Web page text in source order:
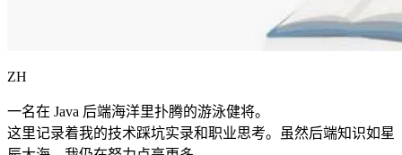
ZH
一名在 Java 后端海洋里扑腾的游泳健将。
这里记录着我的技术踩坑实录和职业思考。虽然后端知识如星